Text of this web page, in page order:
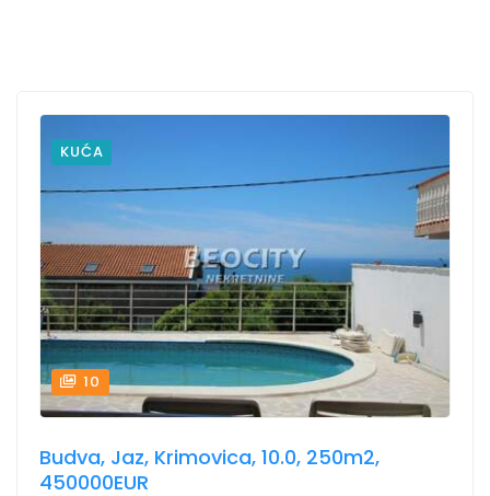
KUĆA
10
Budva, Jaz, Krimovica, 10.0, 250m2,
450000EUR